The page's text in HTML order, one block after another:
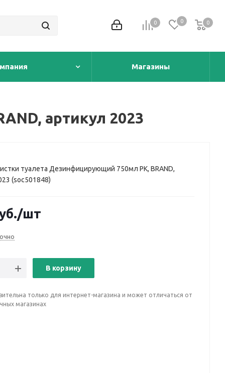
0 0 0
0
Магазины
артикул 2023
туалета Дезинфицирующий 750мл РК, BRAND,
(soc501848)
/шт
В корзину
только для интернет-магазина и может отличаться от
магазинах